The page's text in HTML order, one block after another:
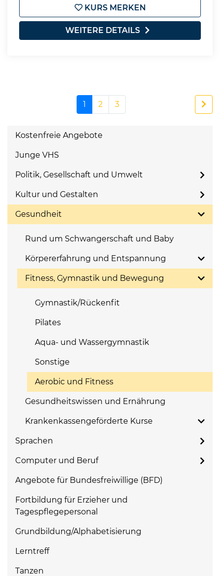
KURS MERKEN
WEITERE DETAILS
1 2 3
Kostenfreie Angebote
Junge VHS
Politik, Gesellschaft und Umwelt
Kultur und Gestalten
Gesundheit
Rund um Schwangerschaft und Baby
Körpererfahrung und Entspannung
Fitness, Gymnastik und Bewegung
Gymnastik/Rückenfit
Pilates
Aqua- und Wassergymnastik
Sonstige
Aerobic und Fitness
Gesundheitswissen und Ernährung
Krankenkassengeförderte Kurse
Sprachen
Computer und Beruf
Angebote für Bundesfreiwillige (BFD)
Fortbildung für Erzieher und
Tagespflegepersonal
Grundbildung/Alphabetisierung
Lerntreff
Tanzen